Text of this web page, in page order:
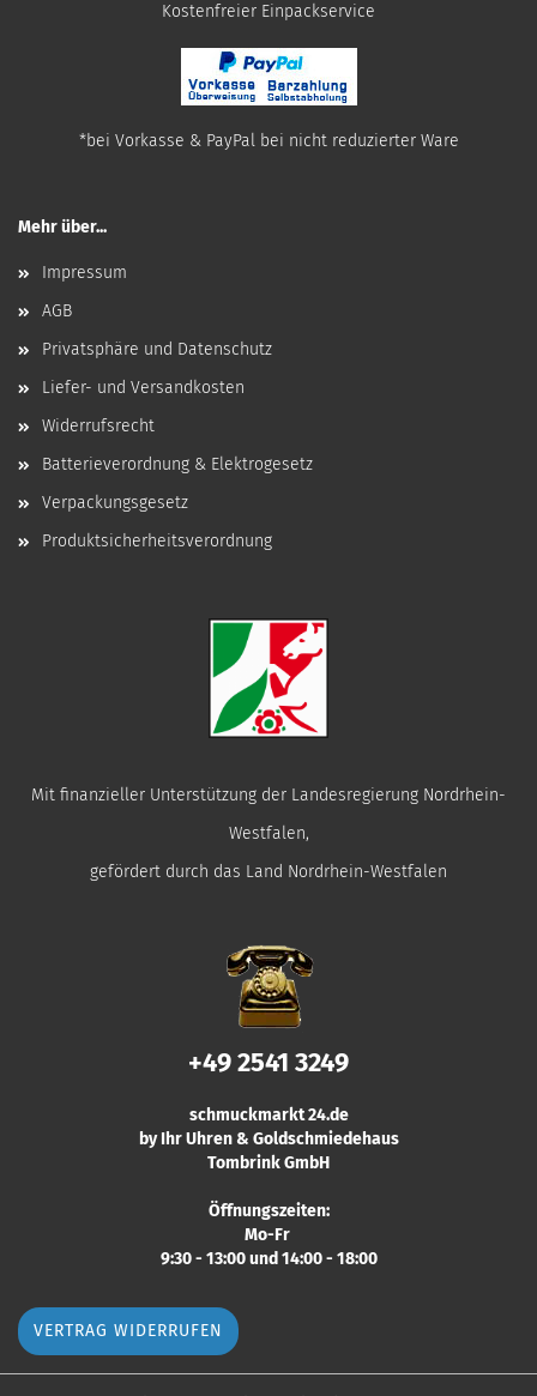
​Kostenfreier Einpackservice
*bei Vorkasse & PayPal bei nicht reduzierter Ware
Mehr über...
Impressum
AGB
Privatsphäre und Datenschutz
Liefer- und Versandkosten
Widerrufsrecht
Batterieverordnung & Elektrogesetz
Verpackungsgesetz
Produktsicherheitsverordnung
Mit finanzieller Unterstützung der Landesregierung Nordrhein-
Westfalen,
gefördert durch das Land Nordrhein-Westfalen
+49 2541 3249
schmuckmarkt 24.de
by Ihr Uhren & Goldschmiedehaus
Tombrink GmbH
Öffnungszeiten:
Mo-Fr
9:30 - 13:00 und 14:00 - 18:00
VERTRAG WIDERRUFEN